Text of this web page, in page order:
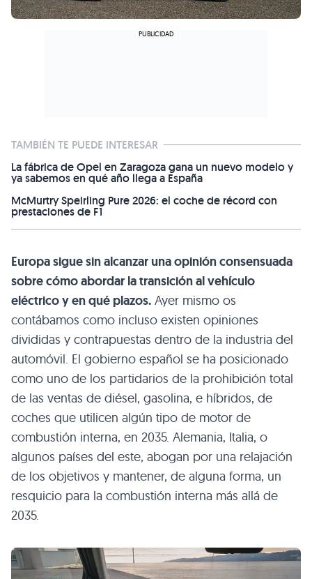
TAMBIÉN TE PUEDE INTERESAR
La fábrica de Opel en Zaragoza gana un nuevo modelo y
ya sabemos en qué año llega a España
McMurtry Speirling Pure 2026: el coche de récord con
prestaciones de F1
Europa sigue sin alcanzar una opinión consensuada
sobre cómo abordar la transición al vehículo
eléctrico y en qué plazos. Ayer mismo os
contábamos como incluso existen opiniones
divididas y contrapuestas dentro de la industria del
automóvil. El gobierno español se ha posicionado
como uno de los partidarios de la prohibición total
de las ventas de diésel, gasolina, e híbridos, de
coches que utilicen algún tipo de motor de
combustión interna, en 2035. Alemania, Italia, o
algunos países del este, abogan por una relajación
de los objetivos y mantener, de alguna forma, un
resquicio para la combustión interna más allá de
2035.